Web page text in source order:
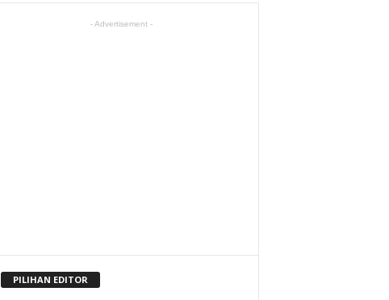
- Advertisement -
PILIHAN EDITOR